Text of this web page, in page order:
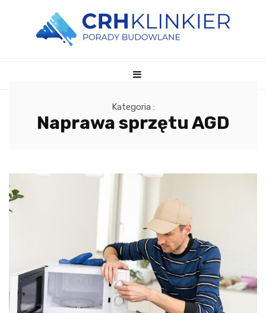
Kategoria :
Naprawa sprzętu AGD